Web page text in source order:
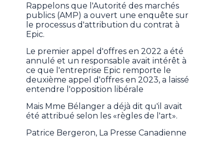
Rappelons que l'Autorité des marchés
publics (AMP) a ouvert une enquête sur
le processus d'attribution du contrat à
Epic.
Le premier appel d'offres en 2022 a été
annulé et un responsable avait intérêt à
ce que l'entreprise Epic remporte le
deuxième appel d'offres en 2023, a laissé
entendre l'opposition libérale
Mais Mme Bélanger a déjà dit qu'il avait
été attribué selon les «règles de l'art».
Patrice Bergeron, La Presse Canadienne